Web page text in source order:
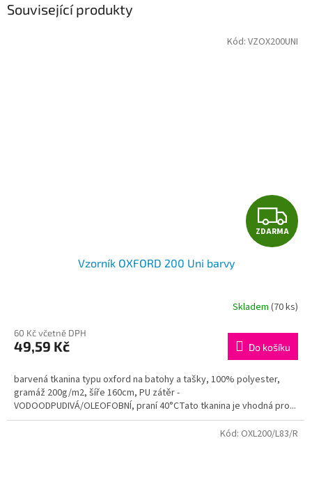
Související produkty
Z
D
R
M
A
ZDARMA
Vzorník OXFORD 200 Uni barvy
Skladem (70 ks)
60 Kč včetně DPH
49,59 Kč Do košíku
barvená tkanina typu oxford na batohy a tašky, 100% polyester,
gramáž 200g/m2, šíře 160cm, PU zátěr -
VODOODPUDIVÁ/OLEOFOBNÍ, praní 40°CTato tkanina je vhodná pro...
Kód: VZOX200UNI
Kód: OXL200/L83/R